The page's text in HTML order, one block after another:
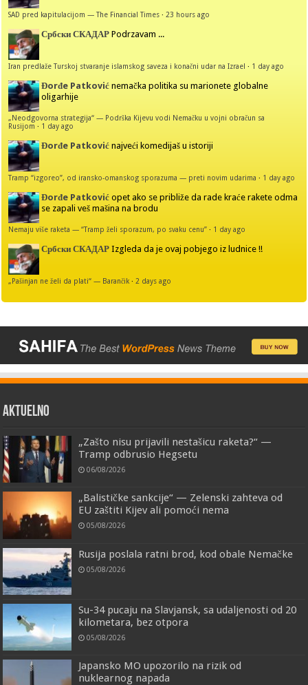
SAD pred kapitulacijom — The Financial Times · 23 hours ago
Србски СКАДАР Podrzavam ...
Iran predlaže Turskoj stvaranje islamskog saveza i konačni udar na Izrael · 1 day ago
Đorđe Patković nemačka politika su marionete globalne
oligarhije
„Neodgovorna strategija“ — Podrška Kijevu vodi Nemačku u vojni obračun sa
Rusijom · 1 day ago
Đorđe Patković najveći komedijaš u istoriji
Tramp “izgoreo”, od iransko-omanskog sporazuma — preti novim udarima · 1 day ago
Đorđe Patković opet ako se približe da rade kraće rakete odma
se zapali veš mašina na brodu
Nemaju više raketa — “Tramp želi sporazum, po svaku cenu” · 1 day ago
Србски СКАДАР Izgleda da je ovaj pobjego iz ludnice !!
„Pašinjan ne želi da plati“ — Barančik · 2 days ago
AKTUELNO
„Zašto nisu prijavili nestašicu raketa?“ —
Tramp odbrusio Hegsetu
06/08/2026
„Balističke sankcije“ — Zelenski zahteva od
EU zaštiti Kijev ali pomoći nema
05/08/2026
Rusija poslala ratni brod, kod obale Nemačke
05/08/2026
Su-34 pucaju na Slavjansk, sa udaljenosti od 20
kilometara, bez otpora
05/08/2026
Japansko MO upozorilo na rizik od
nuklearnog napada